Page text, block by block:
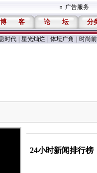
广告服务
博 客 论 坛 分
时代 星光灿烂 体坛广角 时尚
24小时新闻排行榜